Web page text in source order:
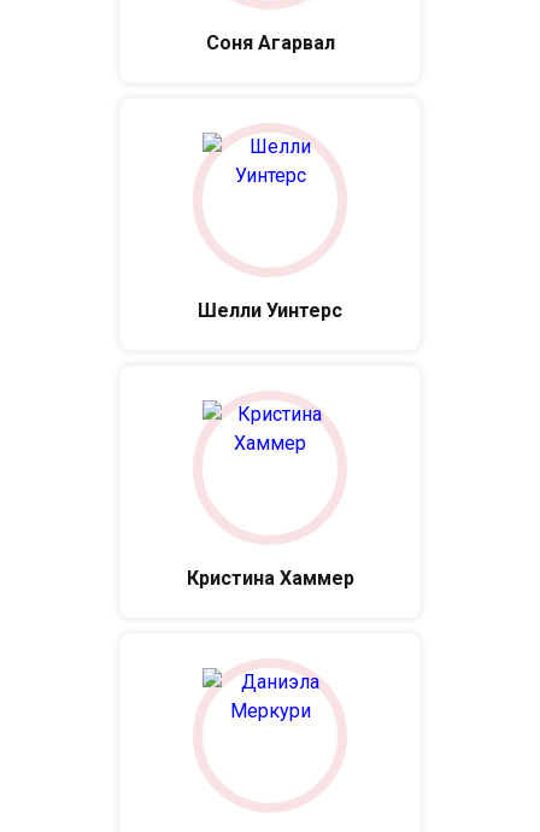
Соня Агарвал
Шелли Уинтерс
Кристина Хаммер